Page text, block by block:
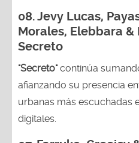
08. Jevy Lucas,
Morales, Elebbara &
Secreto
"Secreto"continúa
afianzando su presencia
urbanas más escuchadas
digitales.